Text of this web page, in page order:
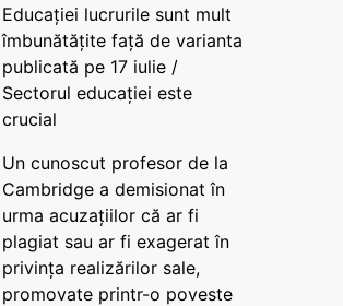
Educației lucrurile sunt mult
îmbunătățite față de varianta
publicată pe 17 iulie /
Sectorul educației este
crucial
Un cunoscut profesor de la
Cambridge a demisionat în
urma acuzațiilor că ar fi
plagiat sau ar fi exagerat în
privința realizărilor sale,
promovate printr-o poveste